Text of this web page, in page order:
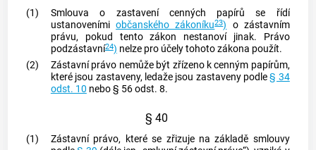
(1) Smlouva o zastavení cenných papírů se řídí
ustanovenímiobčanského zákoníku23) o zástavním
právu, pokud tento zákon nestanoví jinak. Právo
podzástavní24) nelze pro účely tohoto zákona použít.
(2)
Zástavní právo nemůže být zřízeno kcenným papírům,
které jsou zastaveny, ledaže jsou zastaveny podle§ 34
odst. 10 nebo § 56 odst. 8.
§ 40
(1)
Zástavní právo, které se zřizuje na základě smlouvy